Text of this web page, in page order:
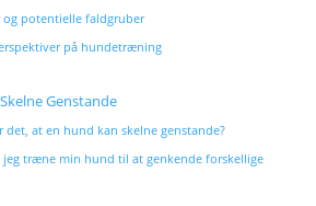
og potentielle faldgruber
på hundetræning
Genstande
det, at en hund kan skelne genstande?
jeg træne min hund til at genkende forskellige